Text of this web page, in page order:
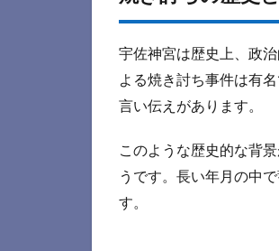
宇佐神宮は歴史上、政
よる焼き討ち事件は有
言い伝えがあります。
このような歴史的な背
うです。長い年月の中
す。